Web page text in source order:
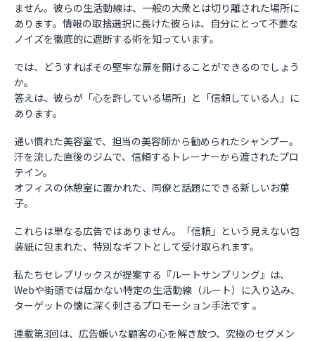
ません。彼らの生活動線は、一般の大衆とは切り離された場所に
あります。情報の取捨選択に長けた彼らは、自分にとって不要な
ノイズを徹底的に遮断する術を知っています。
では、どうすればその堅牢な扉を開けることができるのでしょう
か。
答えは、彼らが「心を許している場所」と「信頼している人」に
あります。
通い慣れた美容室で、担当の美容師から勧められたシャンプー。
汗を流した直後のジムで、信頼するトレーナーから渡されたプロ
テイン。
オフィスの休憩室に置かれた、同僚と話題にできる新しいお菓
子。
これらは単なる広告ではありません。「信頼」という見えない包
装紙に包まれた、特別なギフトとして受け取られます。
私たちセレブリックスが提案する『ルートサンプリング』は、
Webや街頭では届かない特定の生活動線（ルート）に入り込み、
ターゲットの懐に深く刺さるプロモーション手法です 。
連載第3回は、広告嫌いな顧客の心を解き放つ、究極のセグメン